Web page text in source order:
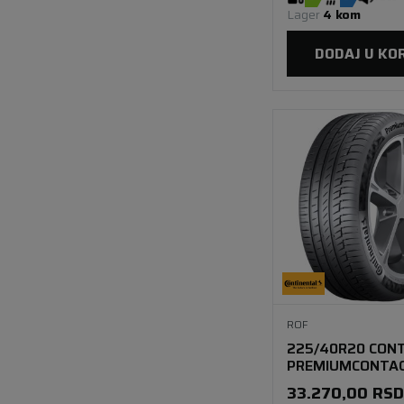
Lager 4 kom
DODAJ U
ROF
225/40R20
94Y XL SSR FR
33.270,00 RSD